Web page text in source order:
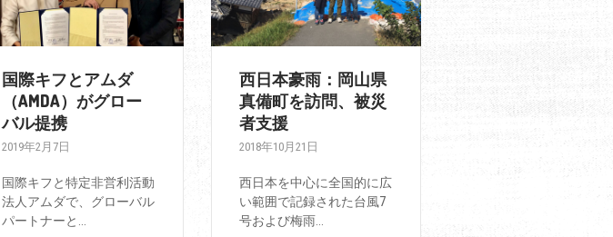
国際キフとアムダ
（AMDA）がグロー
バル提携
2019年2月7日
国際キフと特定非営利活動
法人アムダで、グローバル
パートナーと...
西日本豪雨：岡山県
真備町を訪問、被災
者支援
2018年10月21日
西日本を中心に全国的に広
い範囲で記録された台風7
号および梅雨...